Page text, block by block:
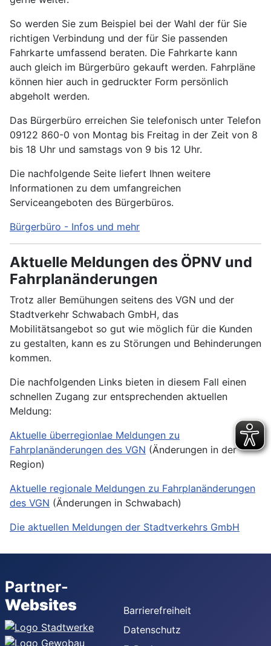
So werden Sie zum Beispiel bei der Wahl der für Sie
richtigen Verbindung und der für Sie passenden
Fahrkarte umfassend beraten. Die Fahrkarte kann
auch gleich im Bürgerbüro gekauft werden. Fahrpläne
können hier auch in gedruckter Form persönlich
abgeholt werden.
Das Bürgerbüro erreichen Sie telefonisch unter Telefon
09122 860-0 von Montag bis Freitag in der Zeit von 8
bis 18 Uhr und samstags von 9 bis 12 Uhr.
Die nachfolgende Seite liefert Ihnen weitere
Informationen zu dem umfangreichen
Serviceangeboten des Bürgerbüros.
Bürgerbüro - Infos und mehr
Aktuelle Meldungen des ÖPNV und
Fahrplanänderungen
Trotz aller Bemühungen seitens des VGN und der
Stadtverkehr Schwabach GmbH, das
Mobilitätsangebot so gut wie möglich für die Kunden
zu gestalten, kann es zu Störungen und Behinderungen
kommen.
Die nachfolgenden Links bieten in diesem Fall einen
schnellen Zugang zur entsprechenden aktuellen
Meldung:
Aktuelle überregionlae Meldungen zu
Fahrplanänderungen des VGN (Änderungen in der
Region)
Aktuelle regionale Meldungen zu Fahrplanänderungen
des VGN (Änderungen in Schwabach)
Die aktuellen Meldungen der Stadtverkehrs GmbH
Partner-
Websites
Barrierefreiheit
Datenschutz